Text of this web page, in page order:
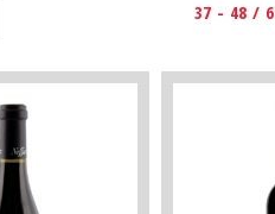
37 - 48 /